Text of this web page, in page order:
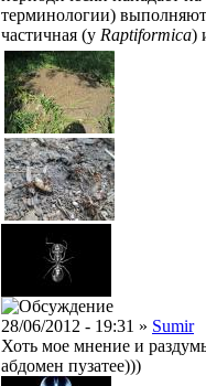
терминологии)
частичная (у Raptiformica)
28/06/2012 - 19:31 » Sumir
Хоть мое мнение и
абдомен пузатее)))